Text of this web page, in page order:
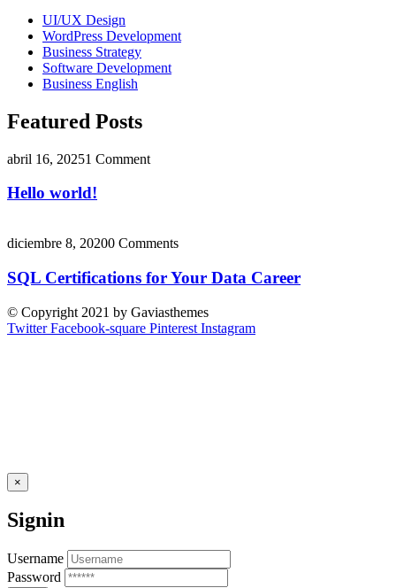
UI/UX Design
WordPress Development
Business Strategy
Software Development
Business English
Featured Posts
abril 16, 20251 Comment
Hello world!
diciembre 8, 20200 Comments
SQL Certifications for Your Data Career
© Copyright 2021 by Gaviasthemes
Twitter Facebook-square Pinterest Instagram
×
Signin
Username
Password